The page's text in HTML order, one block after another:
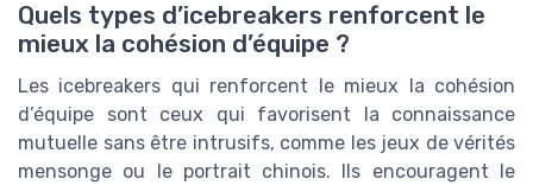
Quels types d’icebreakers renforcent le
mieux la cohésion d’équipe ?
Les icebreakers qui renforcent le mieux la cohésion
d’équipe sont ceux qui favorisent la connaissance
mutuelle sans être intrusifs, comme les jeux de vérités
mensonge ou le portrait chinois. Ils encouragent le